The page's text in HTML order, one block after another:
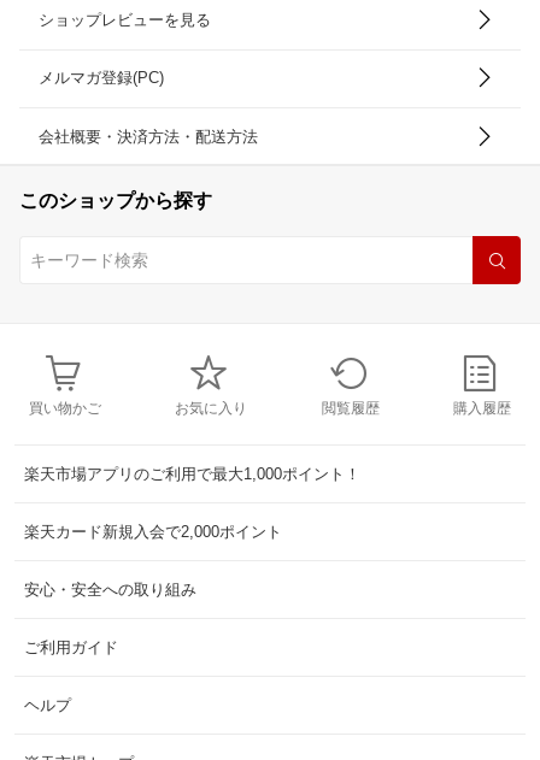
ショップレビューを見る
メルマガ登録(PC)
会社概要・決済方法・配送方法
このショップから探す
買い物かご お気に入り 閲覧履歴 購入履歴
楽天市場アプリのご利用で最大1,000ポイント！
楽天カード新規入会で2,000ポイント
安心・安全への取り組み
ご利用ガイド
ヘルプ